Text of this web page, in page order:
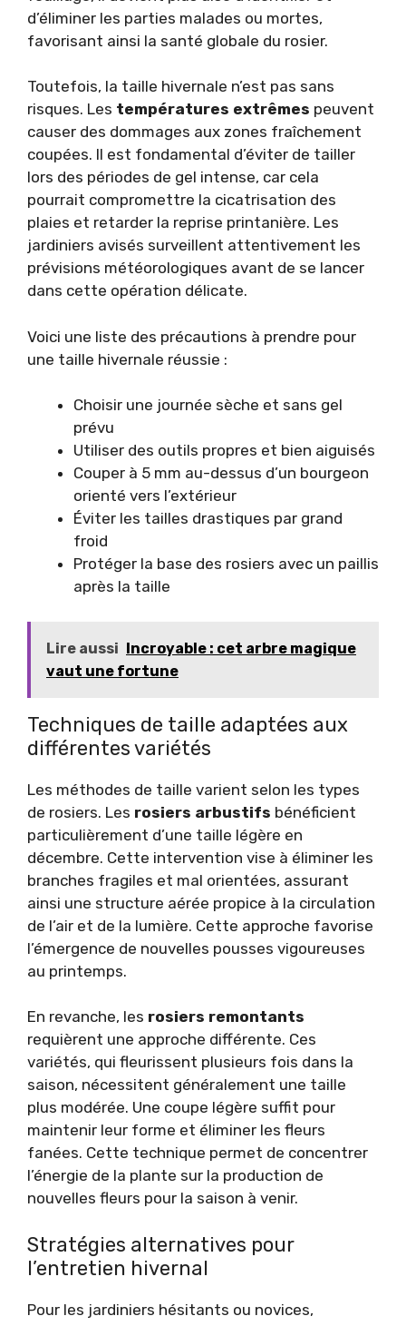
d’éliminer les parties malades ou mortes,
favorisant ainsi la santé globale du rosier.
Toutefois, la taille hivernale n’est pas sans
risques. Les températures extrêmes peuvent
causer des dommages aux zones fraîchement
coupées. Il est fondamental d’éviter de tailler
lors des périodes de gel intense, car cela
pourrait compromettre la cicatrisation des
plaies et retarder la reprise printanière. Les
jardiniers avisés surveillent attentivement les
prévisions météorologiques avant de se lancer
dans cette opération délicate.
Voici une liste des précautions à prendre pour
une taille hivernale réussie :
Choisir une journée sèche et sans gel
prévu
Utiliser des outils propres et bien aiguisés
Couper à 5 mm au-dessus d’un bourgeon
orienté vers l’extérieur
Éviter les tailles drastiques par grand
froid
Protéger la base des rosiers avec un paillis
après la taille
Lire aussi Incroyable : cet arbre magique
vaut une fortune
Techniques de taille adaptées aux
différentes variétés
Les méthodes de taille varient selon les types
de rosiers. Les rosiers arbustifs bénéficient
particulièrement d’une taille légère en
décembre. Cette intervention vise à éliminer les
branches fragiles et mal orientées, assurant
ainsi une structure aérée propice à la circulation
de l’air et de la lumière. Cette approche favorise
l’émergence de nouvelles pousses vigoureuses
au printemps.
En revanche, les rosiers remontants
requièrent une approche différente. Ces
variétés, qui fleurissent plusieurs fois dans la
saison, nécessitent généralement une taille
plus modérée. Une coupe légère suffit pour
maintenir leur forme et éliminer les fleurs
fanées. Cette technique permet de concentrer
l’énergie de la plante sur la production de
nouvelles fleurs pour la saison à venir.
Stratégies alternatives pour
l’entretien hivernal
Pour les jardiniers hésitants ou novices,